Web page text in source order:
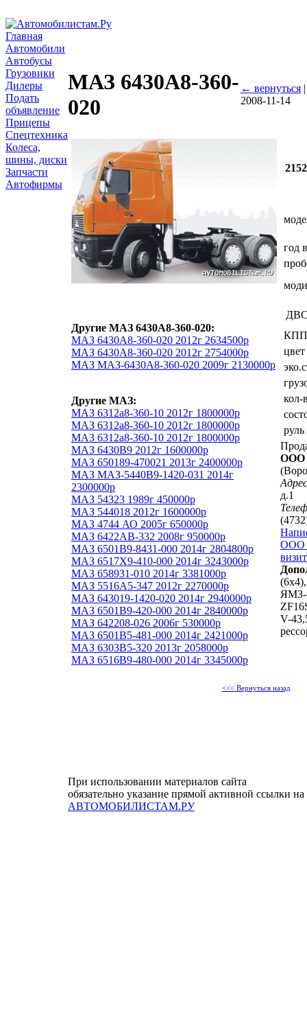
Главная
Автомобили
Автобусы
Грузовики
Дилеры
Подать
объявление
Прицепы
Спецтехника
Колеса,
шины, диски
Запчасти
Автофирмы
МАЗ 6430А8-360-
020
← вернуться
2008-11-14
Другие МАЗ 6430А8-360-020:
МАЗ 6430А8-360-020 2012г 2634500р
МАЗ 6430А8-360-020 2012г 2754000р
МАЗ МАЗ-6430А8-360-020 2009г 2130000р
Другие МАЗ:
МАЗ 6312а8-360-10 2012г 1800000р
МАЗ 6312а8-360-10 2012г 1800000р
МАЗ 6312а8-360-10 2012г 1800000р
МАЗ 6430В9 2012г 1600000р
МАЗ 650189-470021 2013г 2400000р
МАЗ МАЗ-5440В9-1420-031 2014г
2300000р
МАЗ 54323 1989г 450000р
МАЗ 544018 2012г 1600000р
МАЗ 4744 АО 2005г 650000р
МАЗ 6422АВ-332 2008г 950000р
МАЗ 6501B9-8431-000 2014г 2804800р
МАЗ 6517Х9-410-000 2014г 3243000р
МАЗ 658931-010 2014г 3381000р
МАЗ 5516А5-347 2012г 2270000р
МАЗ 643019-1420-020 2014г 2940000р
МАЗ 6501B9-420-000 2014г 2840000р
МАЗ 642208-026 2006г 530000р
МАЗ 6501B5-481-000 2014г 2421000р
МАЗ 6303B5-320 2013г 2058000р
МАЗ 6516В9-480-000 2014г 3345000р
год
КПП
цвет
кол-
руль
ООО
д.1
ООО
ЯМЗ-
V-
<<< Вернуться назад
При использовании материалов сайта
обязательно указание прямой активной ссылки на
АВТОМОБИЛИСТАМ.РУ